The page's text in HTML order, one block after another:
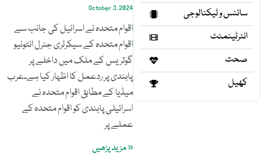
سائنس و ٹیکنالوجی
انٹرٹینمنٹ
صحت
کھیل
October 3, 2024
اقوام متحدہ نے اسرائیل کی جانب سے
اقوام متحدہ کے سیکرٹری جنرل انتونیو
گوتریس کے ملک میں داخلے پر
پابندی پر ردعمل کا اظہار کیا ہے۔عرب
میڈیا کے مطابق اقوام متحدہ نے
اسرائیلی پابندی کو اقوام متحدہ کے
عملے پر
« مزید پڑھیں